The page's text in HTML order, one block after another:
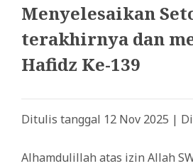
Menyelesaikan
terakhirnya dan
Hafidz Ke-139
Ditulis tanggal 12 Nov 2025 |
Alhamdulillah atas izin Allah